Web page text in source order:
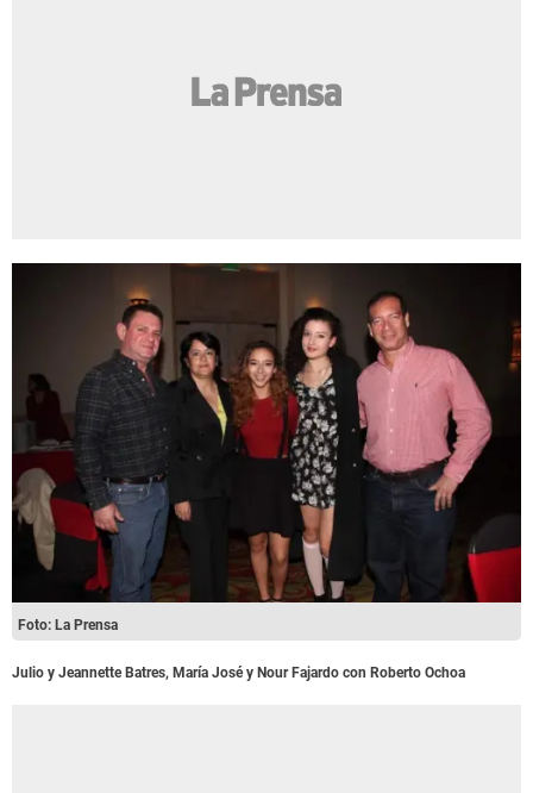
Foto: La Prensa
Julio y Jeannette Batres, María José y Nour Fajardo con Roberto Ochoa